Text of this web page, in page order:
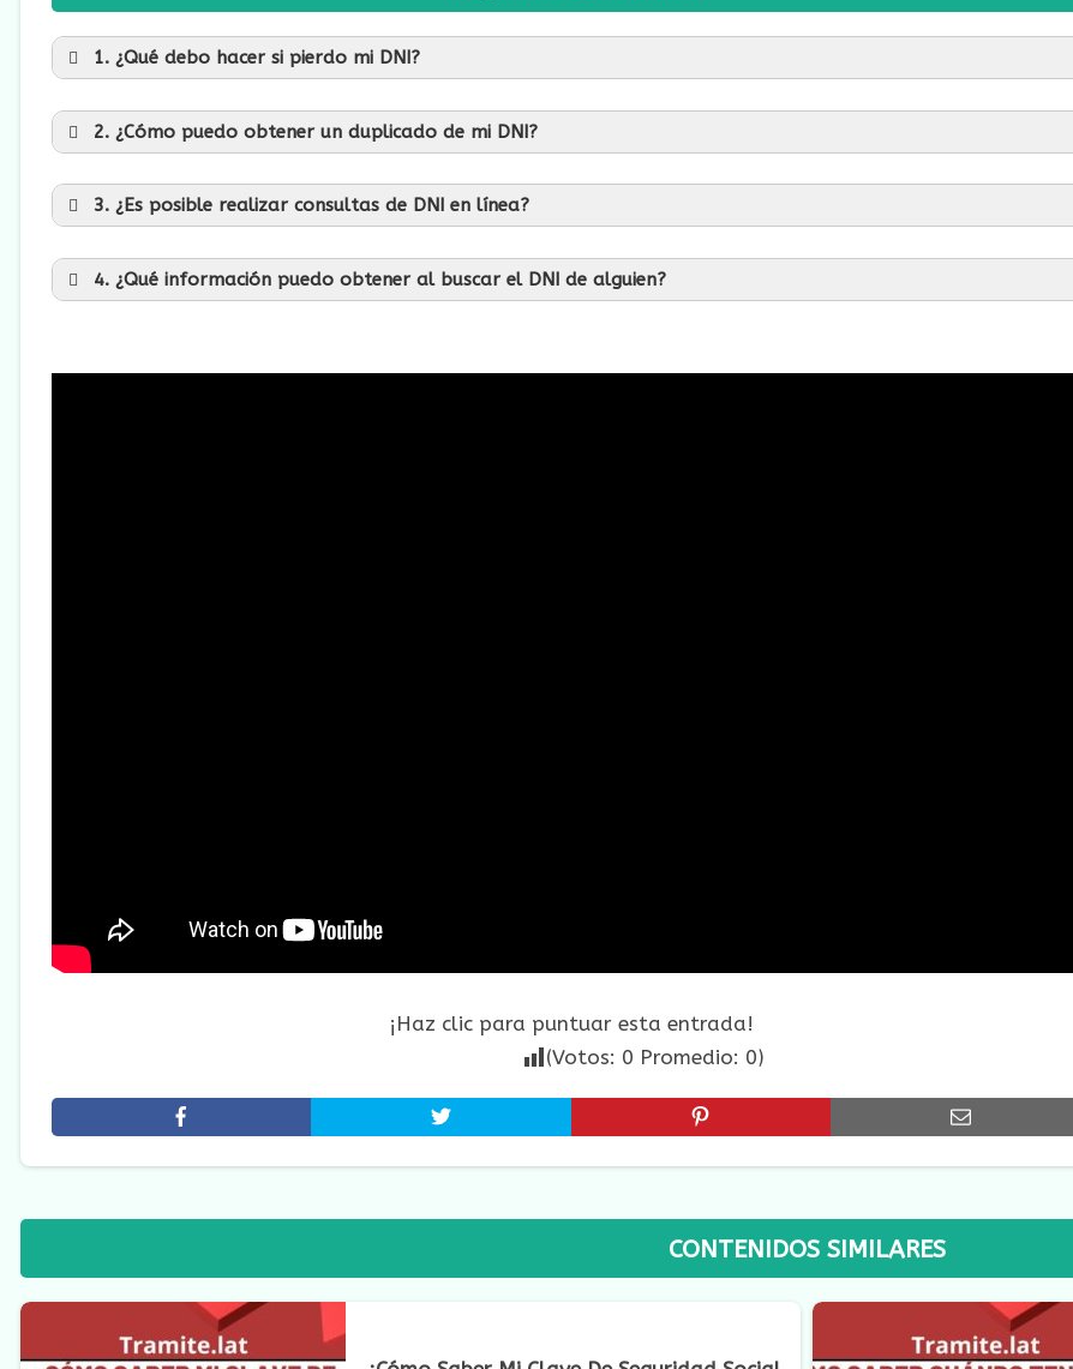
1. ¿Qué debo hacer si pierdo mi DNI?
2. ¿Cómo puedo obtener un duplicado de mi DNI?
3. ¿Es posible realizar consultas de DNI en línea?
4. ¿Qué información puedo obtener al buscar el DNI de alguien?
¡Haz clic para puntuar esta entrada!
(Votos: 0 Promedio: 0)
CONTENIDOS SIMILARES